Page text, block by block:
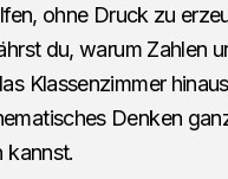
ohne Druck zu
du, warum Zahlen
Klassenzimmer
Denken
kannst.